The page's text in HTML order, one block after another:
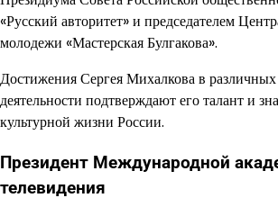
«Русский авторитет» и председателем
молодежи «Мастерская Булгакова».
Достижения Сергея Михалкова в
деятельности подтверждают его талант и
культурной жизни России.
Президент Международной
телевидения